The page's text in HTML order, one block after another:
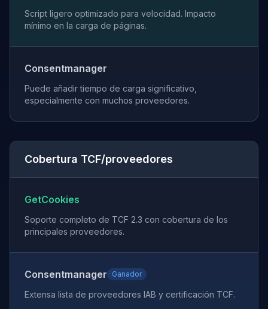
Script ligero optimizado para velocidad. Impacto
mínimo en la carga de páginas.
Consentmanager
Puede añadir tiempo de carga significativo,
especialmente con muchos proveedores.
Cobertura TCF/proveedores
GetCookies
Soporte completo de TCF 2.3 con cobertura de los
principales proveedores.
Consentmanager Ganador
Extensa lista de proveedores IAB y certificación TCF.